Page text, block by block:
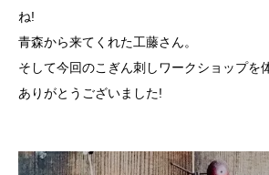
ね!
青森から来てくれた工藤さん。
そして今回のこぎん刺しワークショップを
ありがとうございました!